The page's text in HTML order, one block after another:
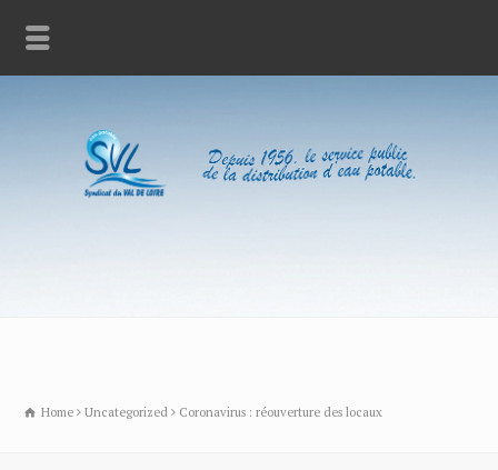
Home Uncategorized Coronavirus : réouverture des locaux